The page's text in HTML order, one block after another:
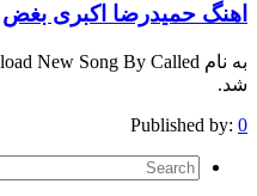
اهنگ حمیدرضا اکبری بغض
شد.
Published by: 0